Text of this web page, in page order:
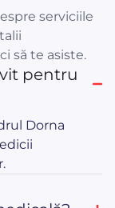
serviciile
să te asiste.
pentru
Dorna